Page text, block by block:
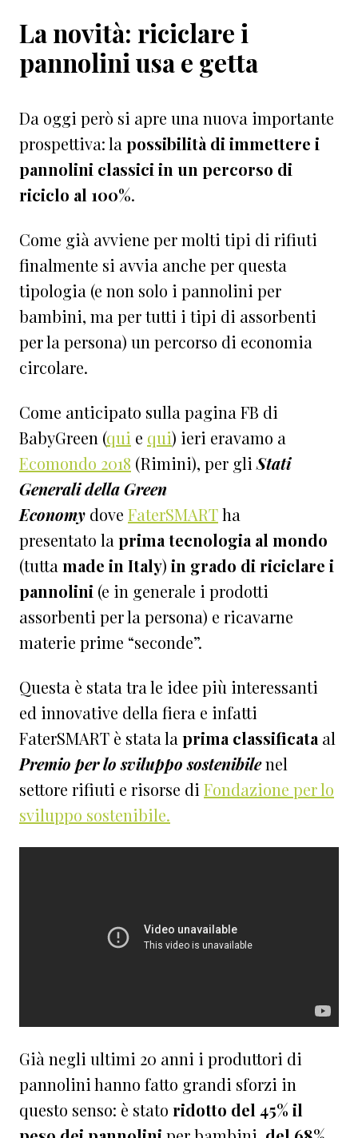
La novità: riciclare i
pannolini usa e getta
Da oggi però si apre una nuova importante
prospettiva: la possibilità di immettere i
pannolini classici in un percorso di
riciclo al 100%.
Come già avviene per molti tipi di rifiuti
finalmente si avvia anche per questa
tipologia (e non solo i pannolini per
bambini, ma per tutti i tipi di assorbenti
per la persona) un percorso di economia
circolare.
Come anticipato sulla pagina FB di
BabyGreen (qui e qui) ieri eravamo a
Ecomondo 2018 (Rimini), per gli Stati
Generali della Green
Economy dove FaterSMARTha
presentato la prima tecnologia al mondo
(tutta made in Italy) in grado di riciclare i
pannolini (e in generale i prodotti
assorbenti per la persona) e ricavarne
materie prime “seconde”.
Questa è stata tra le idee più interessanti
ed innovative della fiera e infatti
FaterSMART è stata la prima classificata al
Premio per lo sviluppo sostenibilenel
settore rifiuti e risorse di Fondazione per lo
sviluppo sostenibile.
Già negli ultimi 20 anni i produttori di
pannolini hanno fatto grandi sforzi in
questo senso: è stato ridotto del 45% il